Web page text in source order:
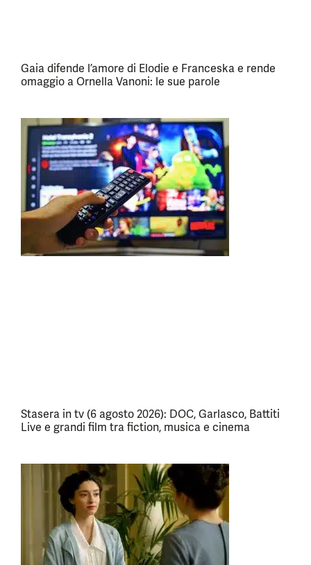
Gaia difende l’amore di Elodie e Franceska e rende
omaggio a Ornella Vanoni: le sue parole
Stasera in tv (6 agosto 2026): DOC, Garlasco, Battiti
Live e grandi film tra fiction, musica e cinema